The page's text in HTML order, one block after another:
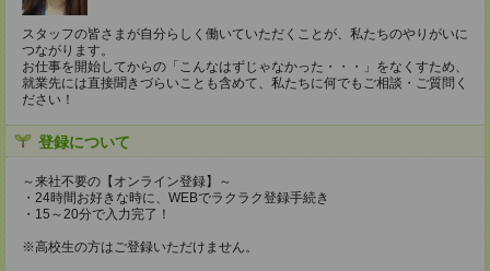
スタッフの皆さまが自分らしく働いていただくことが、私たちのやりがいに
つながります。
お仕事を開始してからの「こんなはずじゃなかった・・・」をなくすため、
就業先には直接聞きづらいことも含めて、私たちに何でもご相談・ご質問く
ださい！
登録について
～来社不要の【オンライン登録】～
・24時間お好きな時に、WEBでラクラク登録手続き
・15～20分で入力完了！
※高校生の方はご登録いただけません。